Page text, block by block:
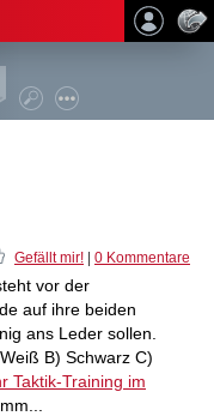
Gefällt mir! 0 Kommentare
vor der
auf ihre beiden
ans Leder sollen.
B) Schwarz C)
Taktik-Training im